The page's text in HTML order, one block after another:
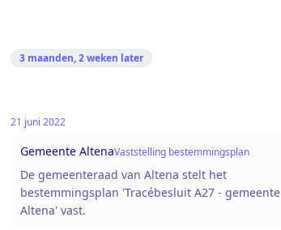
3 maanden, 2 weken later
21 juni 2022
Gemeente AltenaVaststelling bestemmingsplan
De gemeenteraad van Altena stelt het
bestemmingsplan 'Tracébesluit A27 - gemeente
Altena' vast.